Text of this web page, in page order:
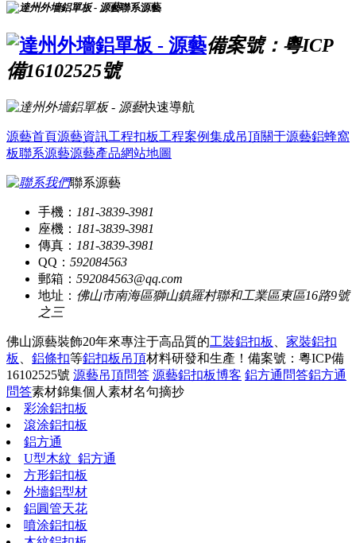
聯系源藝
備案號：粵ICP
備16102525號
快速導航
源藝首頁源藝資訊工程扣板工程案例集成吊頂關于源藝鋁蜂窩
板聯系源藝源藝產品網站地圖
聯系源藝
手機： 181-3839-3981
座機： 181-3839-3981
傳真： 181-3839-3981
QQ： 592084563
郵箱： 592084563@qq.com
地址： 佛山市南海區獅山鎮羅村聯和工業區東區16路9號
之三
佛山源藝裝飾20年來專注于高品質的工裝鋁扣板
家裝鋁扣
板
鋁條扣等鋁扣板吊頂材料研發和生產！ 備案號：粵ICP備
16102525號 源藝吊頂問答 源藝鋁扣板博客 鋁方通問答鋁方通
問答素材錦集個人素材名句摘抄
彩涂鋁扣板
滾涂鋁扣板
鋁方通
U型木紋_鋁方通
方形鋁扣板
外墻鋁型材
鋁圓管天花
噴涂鋁扣板